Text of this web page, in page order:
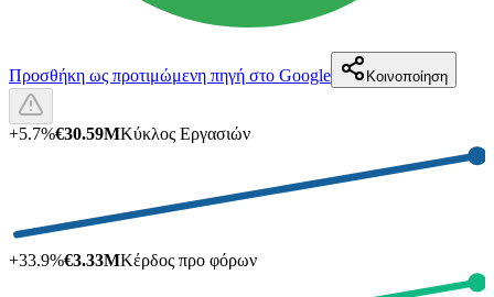
Προσθήκη ως προτιμώμενη πηγή στο Google Κοινοποίηση
+5.7%€30.59MΚύκλος Εργασιών
+33.9%€3.33MΚέρδος προ φόρων